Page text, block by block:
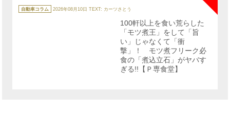
テ
ゴ
自動車コラム 2026年08月10日 TEXT: カーツさとう
100軒以上を食い荒らした
「モツ煮王」をして「旨
い」じゃなくて「衝
撃」！ モツ煮フリーク必
食の「煮込立石」がヤバす
ぎる!!【Ｐ専食堂】